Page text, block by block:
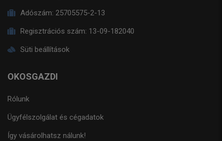
Adószám: 25705575-2-13
Regisztrációs szám: 13-09-182040
Süti beállítások
OKOSGAZDI
Rólunk
Ügyfélszolgálat és cégadatok
Így vásárolhatsz nálunk!